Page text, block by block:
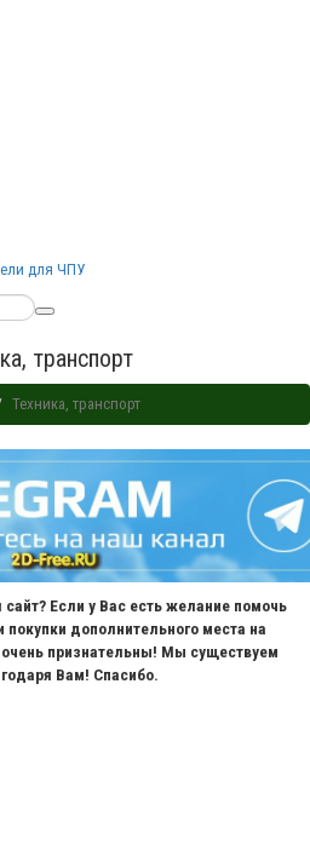
для ЧПУ
транспорт
Техника, транспорт
Если у Вас есть желание помочь
покупки дополнительного места на
признательны! Мы существуем
Вам! Спасибо.